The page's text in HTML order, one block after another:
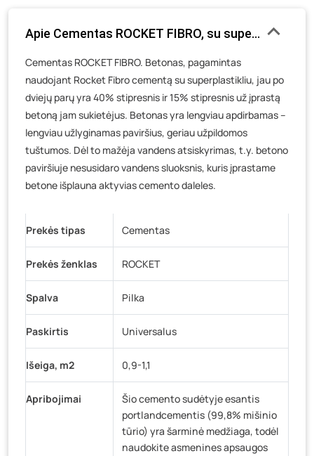
Luokės g. 82, Telšiai - 716 vienetų
Veteranų g. 11, Visaginas- 309 vienetai
Baravykų g. 1, Druskininkai - 0 vienetų
Vilniaus g. 89D, Ukmergė - 0 vienetų
K. Donelaičio g. 17, Rokiškis - 0 vienetų
Šaltupės g. 64, Zarasai - 0 vienetų
Apie Cementas ROCKET FIBRO, su superplastikliu
Cementas ROCKET FIBRO. Betonas, pagamintas
naudojant Rocket Fibro cementą su superplastikliu, jau po
dviejų parų yra 40% stipresnis ir 15% stipresnis už įprastą
betoną jam sukietėjus. Betonas yra lengviau apdirbamas –
lengviau užlyginamas paviršius, geriau užpildomos
tuštumos. Dėl to mažėja vandens atsiskyrimas, t.y. betono
paviršiuje nesusidaro vandens sluoksnis, kuris įprastame
betone išplauna aktyvias cemento daleles.
Prekės tipas Cementas
Prekės ženklas ROCKET
Spalva Pilka
Paskirtis Universalus
Išeiga, m2 0,9-1,1
Apribojimai
Šio cemento sudėtyje esantis
portlandcementis (99,8% mišinio
tūrio) yra šarminė medžiaga, todėl
naudokite asmenines apsaugos